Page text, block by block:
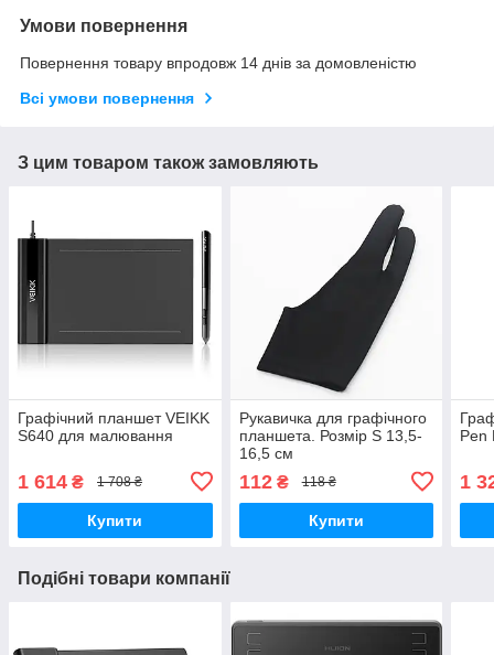
Умови повернення
Повернення товару впродовж 14 днів за домовленістю
Всі умови повернення
З цим товаром також замовляють
Графічний планшет VEIKK
S640 для малювання
1 614 ₴ 1 708 ₴
Купити
Рукавичка для графічного
планшета. Розмір S 13,5-
16,5 см
112₴ 118 ₴
Купити
Pen
1
Подібні товари компанії